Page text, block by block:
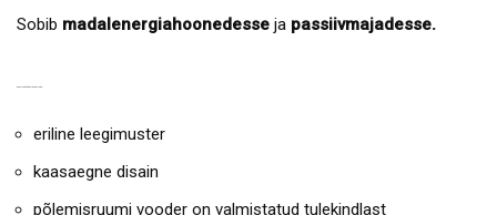
Sobib madalenergiahoonedesse ja passiivmajadesse.
eriline leegimuster
kaasaegne disain
põlemisruumi vooder on valmistatud tulekindlast